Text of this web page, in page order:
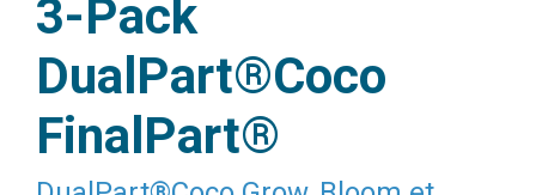
3-Pack
DualPart®Coco
FinalPart®